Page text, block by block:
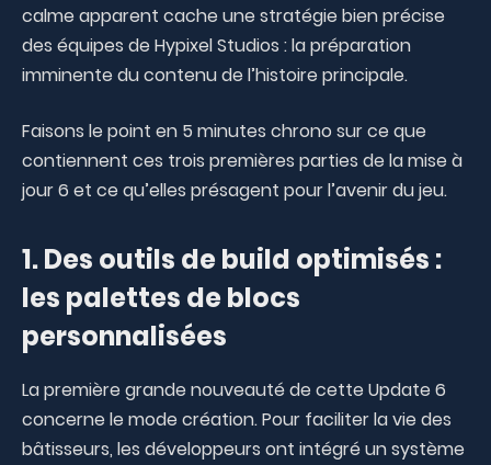
calme apparent cache une stratégie bien précise
des équipes de Hypixel Studios : la préparation
imminente du contenu de l’histoire principale.
Faisons le point en 5 minutes chrono sur ce que
contiennent ces trois premières parties de la mise à
jour 6 et ce qu’elles présagent pour l’avenir du jeu.
1. Des outils de build optimisés :
les palettes de blocs
personnalisées
La première grande nouveauté de cette Update 6
concerne le mode création. Pour faciliter la vie des
bâtisseurs, les développeurs ont intégré un système